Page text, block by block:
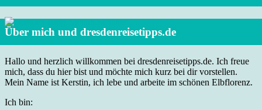
Über mich und dresdenreisetipps.de
Hallo und herzlich willkommen bei dresdenreisetipps.de. Ich freue
mich, dass du hier bist und möchte mich kurz bei dir vorstellen.
Mein Name ist Kerstin, ich lebe und arbeite im schönen Elbflorenz.
Ich bin: